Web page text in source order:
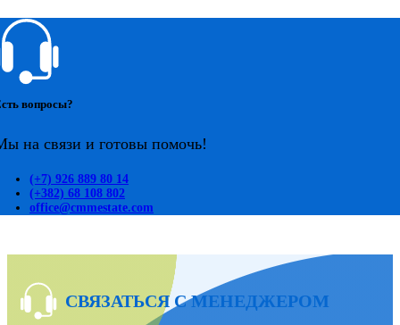
вопросы?
на связи и готовы помочь!
(+7) 926 889 80 14
(+382) 68 108 802
office@cmmestate.com
СВЯЗАТЬСЯ С МЕНЕДЖЕРОМ